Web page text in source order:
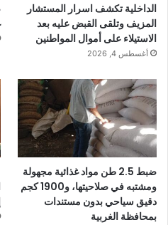
الداخلية تكشف اسرار المستشار
المزيف وتلقى القبض عليه بعد
الاستيلاء على أموال المواطنين
أغسطس 4, 2026
ضبط 2.5 طن مواد غذائية مجهولة
ومشتبه في صلاحيتها، و1900 كجم
دقيق سياحي بدون مستندات
بمحافظة الغربية